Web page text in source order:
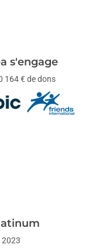
s'engage
164 € de dons
2023